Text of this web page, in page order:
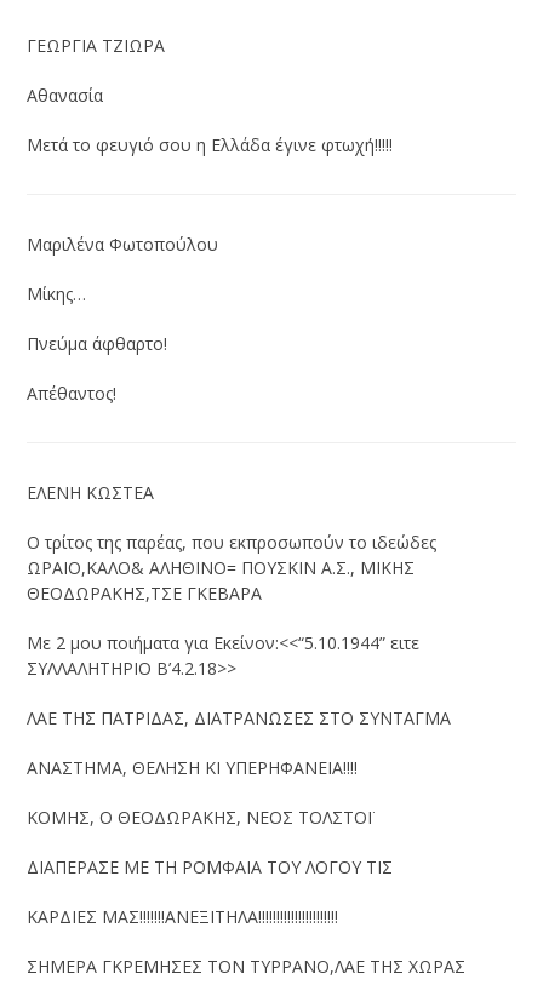
ΓΕΩΡΓΙΑ ΤΖΙΩΡΑ
Αθανασία
Μετά το φευγιό σου η Ελλάδα έγινε φτωχή!!!!!
Μαριλένα Φωτοπούλου
Μίκης…
Πνεύμα άφθαρτο!
Απέθαντος!
ΕΛΕΝΗ ΚΩΣΤΕΑ
O τρίτος της παρέας, που εκπροσωπούν το ιδεώδες
ΩΡΑΙΟ,ΚΑΛΟ& ΑΛΗΘΙΝΟ= ΠΟΥΣΚΙΝ Α.Σ., ΜΙΚΗΣ
ΘΕΟΔΩΡΑΚΗΣ,ΤΣΕ ΓΚΕΒΑΡΑ
Με 2 μου ποιήματα για Εκείνον:<<“5.10.1944” ειτε
ΣΥΛΛΑΛΗΤΗΡΙΟ Β’4.2.18>>
ΛΑΕ ΤΗΣ ΠΑΤΡΙΔΑΣ, ΔΙΑΤΡΑΝΩΣΕΣ ΣΤΟ ΣΥΝΤΑΓΜΑ
ΑΝΑΣΤΗΜΑ, ΘΕΛΗΣΗ ΚΙ ΥΠΕΡΗΦΑΝΕΙΑ!!!!
ΚΟΜΗΣ, Ο ΘΕΟΔΩΡΑΚΗΣ, ΝΕΟΣ ΤΟΛΣΤΟΪ
ΔΙΑΠΕΡΑΣΕ ΜΕ ΤΗ ΡΟΜΦΑΙΑ ΤΟΥ ΛΟΓΟΥ ΤΙΣ
ΚΑΡΔΙΕΣ ΜΑΣ!!!!!!!ΑΝΕΞΙΤΗΛΑ!!!!!!!!!!!!!!!!!!!!!!
ΣΗΜΕΡΑ ΓΚΡΕΜΗΣΕΣ ΤΟΝ ΤΥΡΡΑΝΟ,ΛΑΕ ΤΗΣ ΧΩΡΑΣ